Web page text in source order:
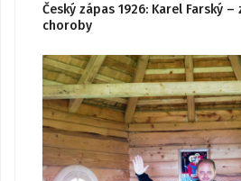
Český zápas 1926: Karel Farský
choroby